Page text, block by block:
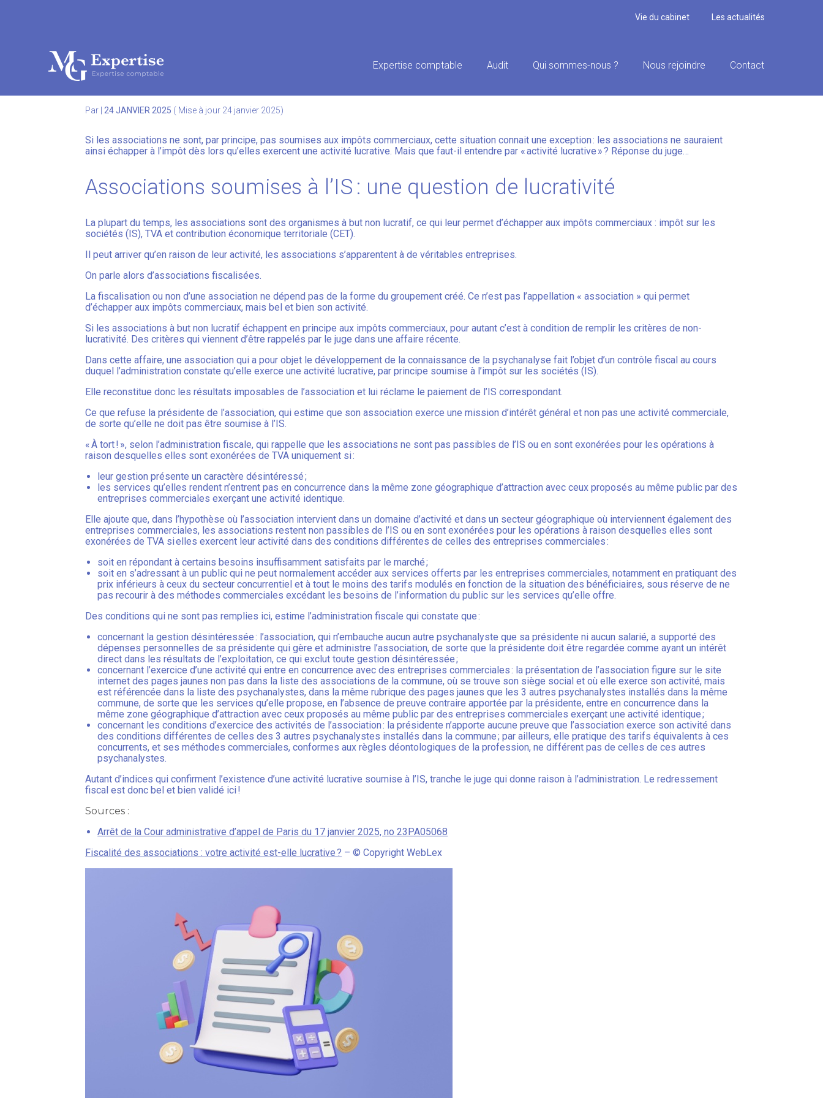
Vie du cabinet Les actualités
Aller
Expertise comptable Audit Qui sommes-nous ? Nous rejoindre Contact
Par |24 JANVIER 2025 ( Mise à jour 24 janvier 2025)
Si les associations ne sont, par principe, pas soumises aux impôts commerciaux, cette situation connait une exception : les associations ne sauraient
ainsi échapper à l’impôt dès lors qu’elles exercent une activité lucrative. Mais que faut-il entendre par « activité lucrative » ? Réponse du juge…
Associations soumises à l’IS : une question de lucrativité
La plupart du temps, les associations sont des organismes à but non lucratif, ce qui leur permet d’échapper aux impôts commerciaux : impôt sur les
sociétés (IS), TVA et contribution économique territoriale (CET).
Il peut arriver qu’en raison de leur activité, les associations s’apparentent à de véritables entreprises.
On parle alors d’associations fiscalisées.
La fiscalisation ou non d’une association ne dépend pas de la forme du groupement créé. Ce n’est pas l’appellation « association » qui permet
d’échapper aux impôts commerciaux, mais bel et bien son activité.
Si les associations à but non lucratif échappent en principe aux impôts commerciaux, pour autant c’est à condition de remplir les critères de non-
lucrativité. Des critères qui viennent d’être rappelés par le juge dans une affaire récente.
Dans cette affaire, une association qui a pour objet le développement de la connaissance de la psychanalyse fait l’objet d’un contrôle fiscal au cours
duquel l’administration constate qu’elle exerce une activité lucrative, par principe soumise à l’impôt sur les sociétés (IS).
Elle reconstitue donc les résultats imposables de l’association et lui réclame le paiement de l’IS correspondant.
Ce que refuse la présidente de l’association, qui estime que son association exerce une mission d’intérêt général et non pas une activité commerciale,
de sorte qu’elle ne doit pas être soumise à l’IS.
« À tort ! », selon l’administration fiscale, qui rappelle que les associations ne sont pas passibles de l’IS ou en sont exonérées pour les opérations à
raison desquelles elles sont exonérées de TVA uniquement si :
leur gestion présente un caractère désintéressé ;
les services qu’elles rendent n’entrent pas en concurrence dans la même zone géographique d’attraction avec ceux proposés au même public par des
entreprises commerciales exerçant une activité identique.
Elle ajoute que, dans l’hypothèse où l’association intervient dans un domaine d’activité et dans un secteur géographique où interviennent également des
entreprises commerciales, les associations restent non passibles de l’IS ou en sont exonérées pour les opérations à raison desquelles elles sont
exonérées de TVA si elles exercent leur activité dans des conditions différentes de celles des entreprises commerciales :
soit en répondant à certains besoins insuffisamment satisfaits par le marché ;
soit en s’adressant à un public qui ne peut normalement accéder aux services offerts par les entreprises commerciales, notamment en pratiquant des
prix inférieurs à ceux du secteur concurrentiel et à tout le moins des tarifs modulés en fonction de la situation des bénéficiaires, sous réserve de ne
pas recourir à des méthodes commerciales excédant les besoins de l’information du public sur les services qu’elle offre.
Des conditions qui ne sont pas remplies ici, estime l’administration fiscale qui constate que :
concernant la gestion désintéressée : l’association, qui n’embauche aucun autre psychanalyste que sa présidente ni aucun salarié, a supporté des
dépenses personnelles de sa présidente qui gère et administre l’association, de sorte que la présidente doit être regardée comme ayant un intérêt
direct dans les résultats de l’exploitation, ce qui exclut toute gestion désintéressée ;
concernant l’exercice d’une activité qui entre en concurrence avec des entreprises commerciales : la présentation de l’association figure sur le site
internet des pages jaunes non pas dans la liste des associations de la commune, où se trouve son siège social et où elle exerce son activité, mais
est référencée dans la liste des psychanalystes, dans la même rubrique des pages jaunes que les 3 autres psychanalystes installés dans la même
commune, de sorte que les services qu’elle propose, en l’absence de preuve contraire apportée par la présidente, entre en concurrence dans la
même zone géographique d’attraction avec ceux proposés au même public par des entreprises commerciales exerçant une activité identique ;
concernant les conditions d’exercice des activités de l’association : la présidente n’apporte aucune preuve que l’association exerce son activité dans
des conditions différentes de celles des 3 autres psychanalystes installés dans la commune ; par ailleurs, elle pratique des tarifs équivalents à ces
concurrents, et ses méthodes commerciales, conformes aux règles déontologiques de la profession, ne différent pas de celles de ces autres
psychanalystes.
Autant d’indices qui confirment l’existence d’une activité lucrative soumise à l’IS, tranche le juge qui donne raison à l’administration. Le redressement
fiscal est donc bel et bien validé ici !
Sources :
Arrêt de la Cour administrative d’appel de Paris du 17 janvier 2025, no 23PA05068
Fiscalité des associations : votre activité est-elle lucrative ? – © Copyright WebLex